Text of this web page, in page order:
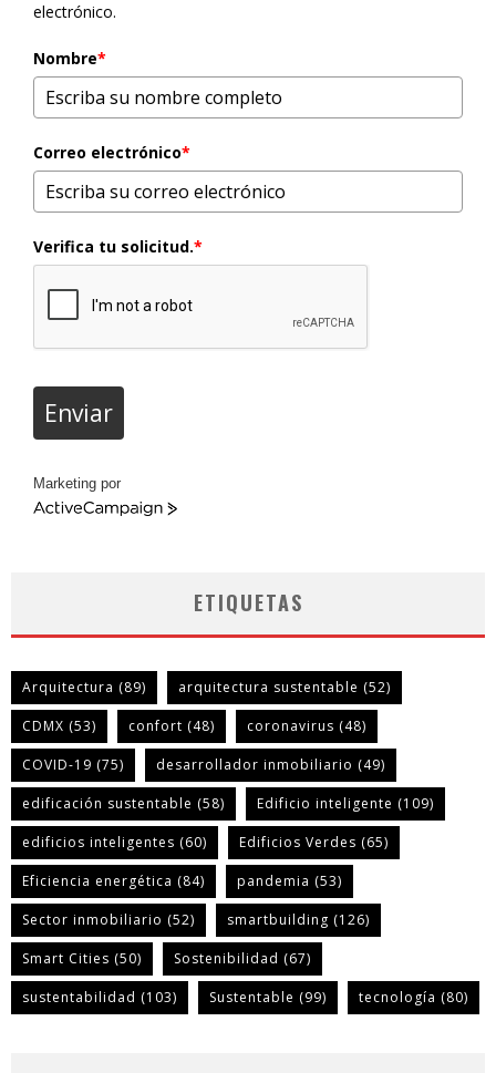
electrónico.
Nombre*
Correo electrónico*
Verifica tu solicitud.*
Enviar
Marketing por
ActiveCampaign
ETIQUETAS
Arquitectura (89) arquitectura sustentable (52)
CDMX (53) confort (48) coronavirus (48)
COVID-19 (75) desarrollador inmobiliario (49)
edificación sustentable (58) Edificio inteligente (109)
edificios inteligentes (60) Edificios Verdes (65)
Eficiencia energética (84) pandemia (53)
Sector inmobiliario (52) smartbuilding (126)
Smart Cities (50) Sostenibilidad (67)
sustentabilidad (103) Sustentable (99) tecnología (80)